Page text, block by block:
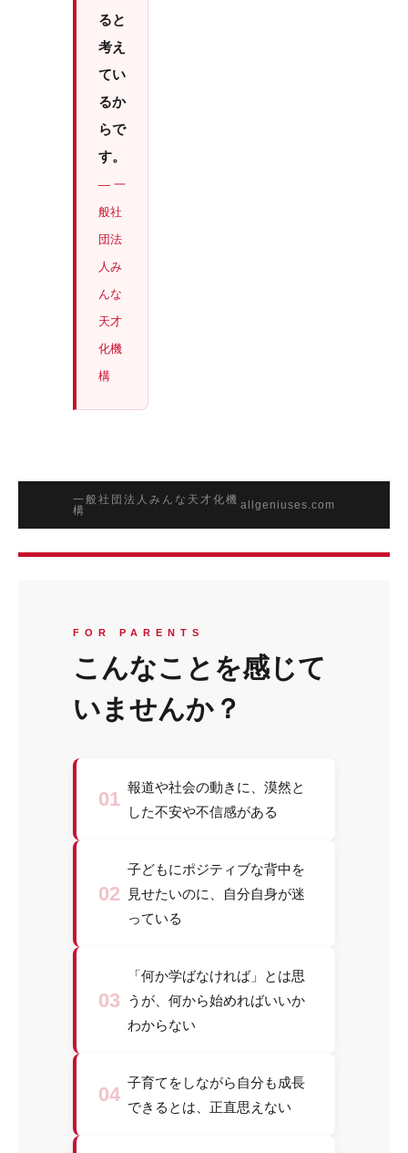
ると
考え
てい
るか
らで
す。
— 一
般社
団法
人み
んな
天才
化機
構
一般社団法人みんな天才化機
構
allgeniuses.com
FOR PARENTS
こんなことを感じて
いませんか？
01
報道や社会の動きに、漠然と
した不安や不信感がある
02
子どもにポジティブな背中を
見せたいのに、自分自身が迷
っている
03
「何か学ばなければ」とは思
うが、何から始めればいいか
わからない
04
子育てをしながら自分も成長
できるとは、正直思えない